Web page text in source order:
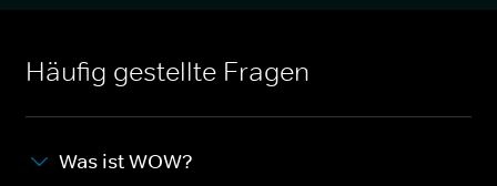
Häufig gestellte Fragen
Was ist WOW?